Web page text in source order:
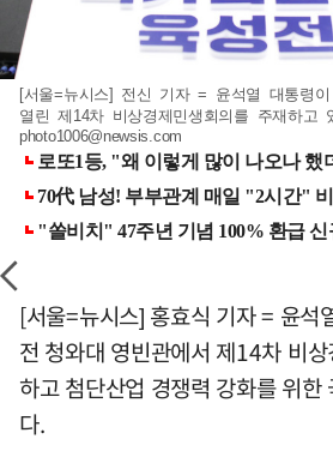
[서울=뉴시스] 전신 기자 = 윤석열 대통령
열린 제14차 비상경제민생회의를 주재하고
photo1006@newsis.com
[서울=뉴시스] 홍효식 기자 = 윤석
전 청와대 영빈관에서 제14차 비
하고 첨단산업 경쟁력 강화를 위한
다.